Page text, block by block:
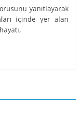
yanıtlayarak
içinde yer alan